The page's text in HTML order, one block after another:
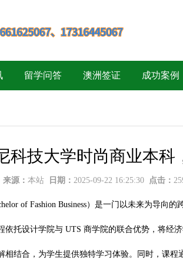
留学问答 澳洲签证 成功案例
科技大学时尚商业本科
来源： 本站 日期： 2025-09-22 16:25:30 点击：
of Fashion Business）是一门以未来为导向
依托设计学院与 UTS 商学院的联合优势，将经
相结合，为学生提供独特学习体验。同时，课